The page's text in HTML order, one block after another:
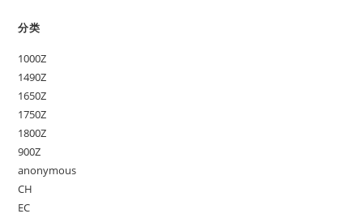
分类
1000Z
1490Z
1650Z
1750Z
1800Z
900Z
anonymous
CH
EC